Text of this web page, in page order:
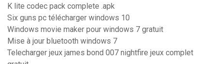
K lite codec pack complete .apk
Six guns pc télécharger windows 10
Windows movie maker pour windows 7 gratuit
Mise à jour bluetooth windows 7
Telecharger jeux james bond 007 nightfire jeux complet